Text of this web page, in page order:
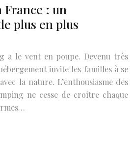
: un
plus en plus
a le vent en poupe. Devenu très
invite les familles à se
la nature. L’enthousiasme des
ne cesse de croître chaque